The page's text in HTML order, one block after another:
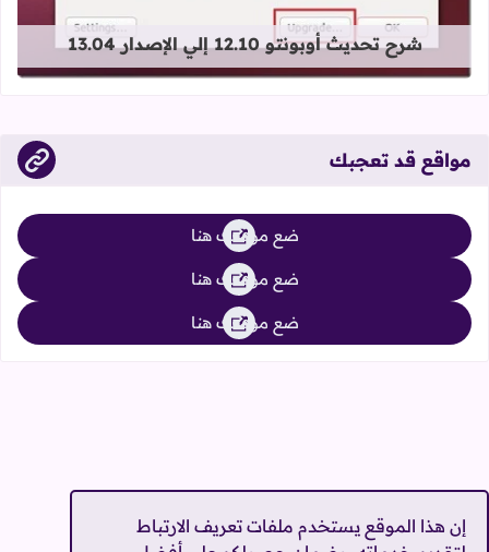
إن هذا الموقع يستخدم ملفات تعريف الارتباط
شرح تحديث أوبونتو 12.10 إلي الإصدار 13.04
مواقع قد تعجبك
ضع موقعك هنا
ضع موقعك هنا
ضع موقعك هنا